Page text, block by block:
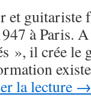
et guitariste
à Paris.
», il crée le
la lecture →